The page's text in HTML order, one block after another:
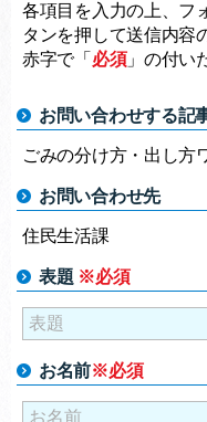
各項目を入力の上、フ
タンを押して送信内容
赤字で「 必須」の付い
お問い合わせする記
ごみの分け方・出し方
お問い合わせ先
住民生活課
表題 ※必須
お名前※必須